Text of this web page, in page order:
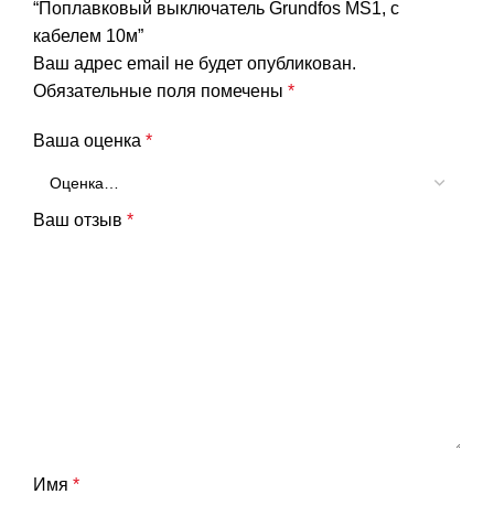
“Поплавковый выключатель Grundfos MS1, с
кабелем 10м”
Ваш адрес email не будет опубликован.
Обязательные поля помечены *
Ваша оценка *
Ваш отзыв *
Имя *